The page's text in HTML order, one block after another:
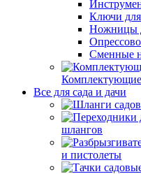
Ключи для
Ножницы
Сменные
Комплектующие
Все для сада и дачи
шлангов
и пистолеты